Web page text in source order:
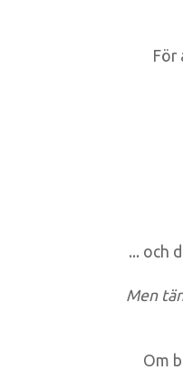
För
... och
Men
Om